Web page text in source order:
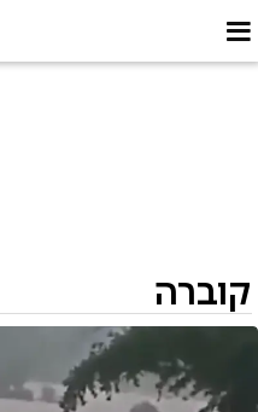
קוברה